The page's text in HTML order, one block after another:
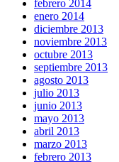
febrero 2014
enero 2014
diciembre 2013
noviembre 2013
octubre 2013
septiembre 2013
agosto 2013
julio 2013
junio 2013
mayo 2013
abril 2013
marzo 2013
febrero 2013